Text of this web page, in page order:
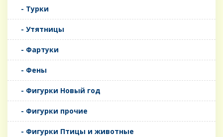
- Турки
- Утятницы
- Фартуки
- Фены
- Фигурки Новый год
- Фигурки прочие
- Фигурки Птицы и животные